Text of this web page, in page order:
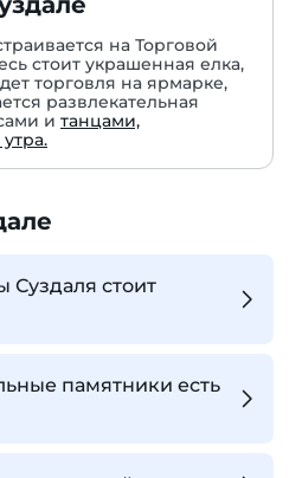
на Торговой
стоит украшенная елка,
торговля на ярмарке,
развлекательная
и танцами,
Суздаля стоит
памятники есть